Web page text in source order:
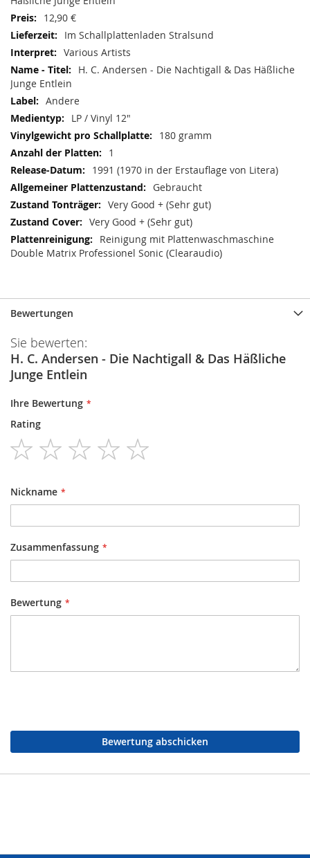
12,90 €
Im Schallplattenladen Stralsund
Various Artists
H. C. Andersen - Die Nachtigall & Das Häßliche
Junge Entlein
Andere
LP / Vinyl 12"
180 gramm
1
1991 (1970 in der Erstauflage von Litera)
Gebraucht
Very Good + (Sehr gut)
Very Good + (Sehr gut)
Reinigung mit Plattenwaschmaschine
Double Matrix Professionel Sonic (Clearaudio)
Bewertungen
Sie bewerten:
H. C. Andersen - Die Nachtigall & Das Häßliche
Junge Entlein
Ihre Bewertung
Rating
1
star
2
stars
3
stars
4
stars
Nickname
Zusammenfassung
Bewertung
Bewertung abschicken